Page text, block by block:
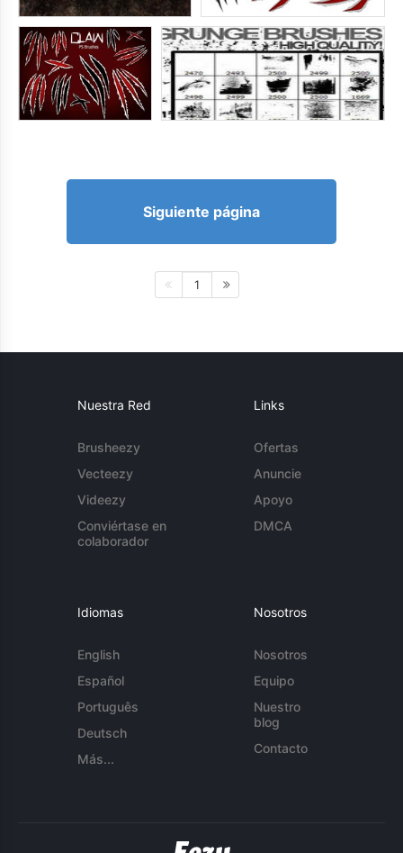
Siguiente página
1
Nuestra Red
Brusheezy
Vecteezy
Videezy
Conviértase en
colaborador
Links
Ofertas
Anuncie
Apoyo
DMCA
Idiomas
English
Español
Português
Deutsch
Más...
Nosotros
Nosotros
Equipo
Nuestro
blog
Contacto